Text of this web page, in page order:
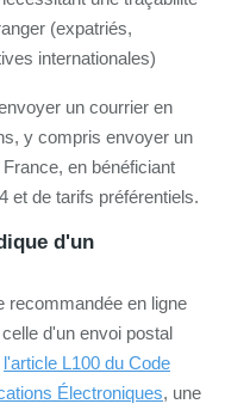
(expatriés,
internationales)
un courrier en
y compris envoyer un
en bénéficiant
et de tarifs préférentiels.
d'un
recommandée en ligne
d'un envoi postal
l'article L100 du Code
Électroniques, une